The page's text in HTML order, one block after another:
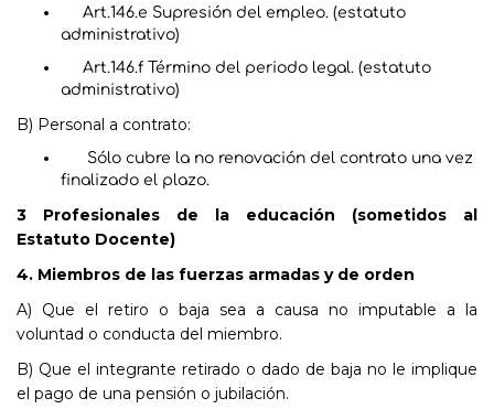
Art.146.e Supresión del empleo. (estatuto
administrativo)​
Art.146.f Término del periodo legal. (estatuto
administrativo)​
B) Personal a contrato:​
Sólo cubre la no renovación del contrato una vez
finalizado el plazo.​
3 Profesionales de la educación (sometidos al
Estatuto Docente)​
4. Miembros de las fuerzas armadas y de orden
A) Que el retiro o baja sea a causa no imputable a la
voluntad o conducta del miembro.​
B) Que el integrante retirado o dado de baja no le implique
el pago de una pensión o jubilación.​